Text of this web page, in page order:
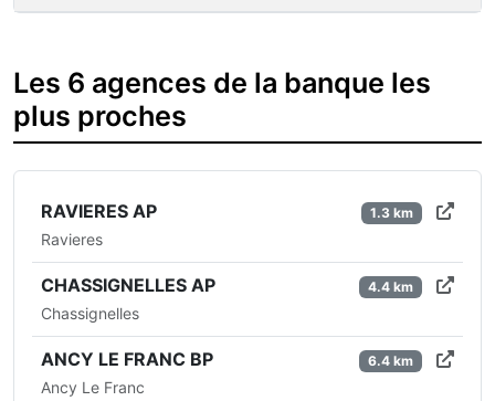
Les 6 agences de la banque les
plus proches
RAVIERES AP
Ravieres
1.3 km
CHASSIGNELLES AP
Chassignelles
4.4 km
ANCY LE FRANC BP
Ancy Le Franc
6.4 km